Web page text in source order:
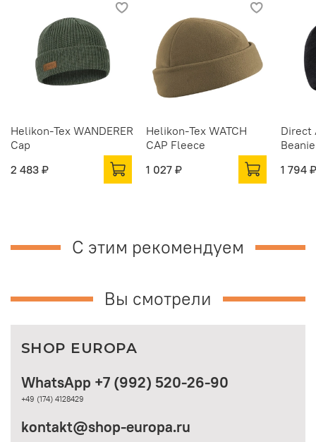
Helikon-Tex WANDERER
Cap
2 483 ₽
Helikon-Tex WATCH
CAP Fleece
1 027 ₽
Direct
Beanie
1 794 ₽
С этим рекомендуем
Вы смотрели
WhatsApp +7 (992) 520-26-90
+49 (174) 4128429
kontakt@shop-europa.ru
SHOP EUROPA